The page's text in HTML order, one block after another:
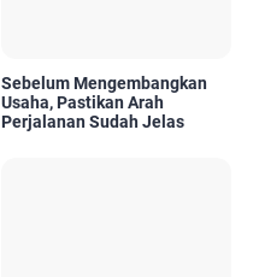
Sebelum Mengembangkan
Usaha, Pastikan Arah
Perjalanan Sudah Jelas